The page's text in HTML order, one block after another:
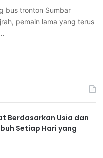
bus tronton Sumbar
pemain lama yang terus
Berdasarkan Usia dan
Setiap Hari yang